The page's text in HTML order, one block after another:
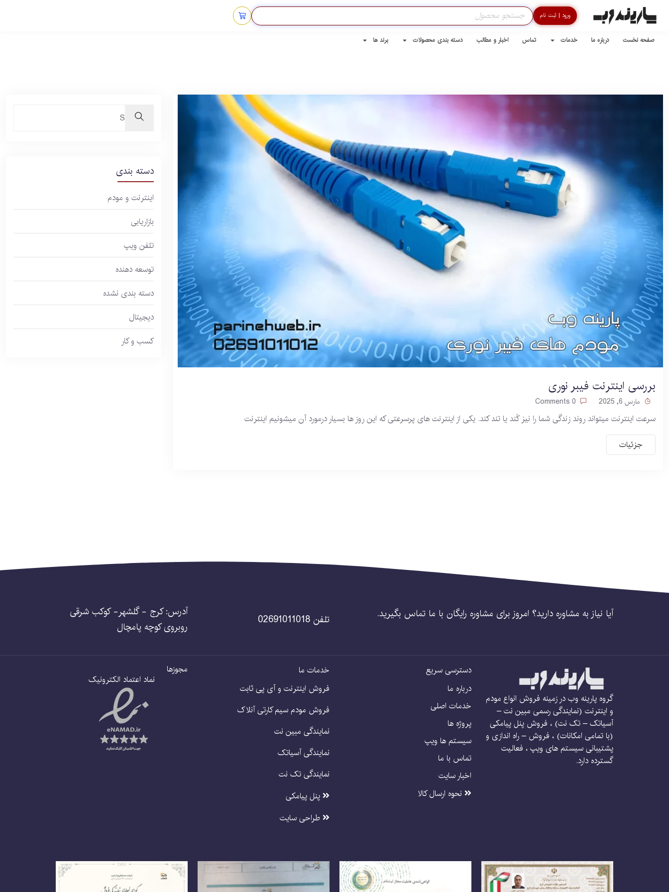
ورود | ثبت نام
صفحه نخست درباره ما خدمات تماس اخبار و مطالب دسته بندی محصولات برند ها
بررسی اینترنت فیبر نوری
مارس 6, 2025
سرعت اینترنت میتواند روند زندگی شما را نیز کُند یا تند کند. یکی از اینترنت های پرسرعتی که این روز ها بسیار درمورد آن میشونیم اینترنت
جزئیات
دسته بندی
اینترنت و مودم
بازاریابی
تلفن ویپ
توسعه دهنده
دسته بندی نشده
دیجیتال
کسب و کار
آیا نیاز به مشاوره دارید؟ امروز برای مشاوره رایگان با ما تماس بگیرید. تلفن 02691011018
آدرس: کرج - گلشهر- کوکب شرقی
روبروی کوچه پامچال
گروه پارینه وب در زمینه فروش انواع مودم
و اینترنت (نمایندگی رسمی مبین نت –
آسیاتک – تک نت) ، فروش پنل پیامکی
(با تمامی امکانات) ، فروش – راه اندازی و
پشتیبانی سیستم های ویپ ، فعالیت
گسترده دارد.
دسترسی سریع
درباره ما
خدمات اصلی
پروژه ها
سیستم ها ویپ
تماس با ما
اخبار سایت
نحوه ارسال کالا
خدمات ما
فروش اینترنت و آی پی ثابت
فروش مودم سیم کارتی آنلاک
نمایندگی مبین نت
نمایندگی آسیاتک
نمایندگی تک نت
پنل پیامکی
طراحی سایت
مجوزها
نماد اعتماد الکترونیک